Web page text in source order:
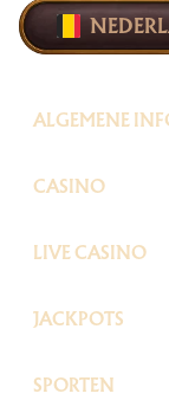
ALGEMENE
CASINO
LIVE CASINO
JACKPOTS
SPORTEN